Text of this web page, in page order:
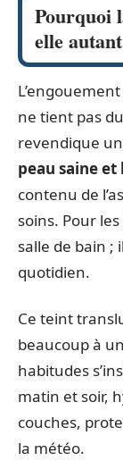
Pourquoi
elle
ne tient pas
revendique
peau saine
contenu de
soins. Pour les
salle de bain ;
quotidien.
Ce teint
beaucoup à
habitudes
matin et soir,
couches,
la météo.